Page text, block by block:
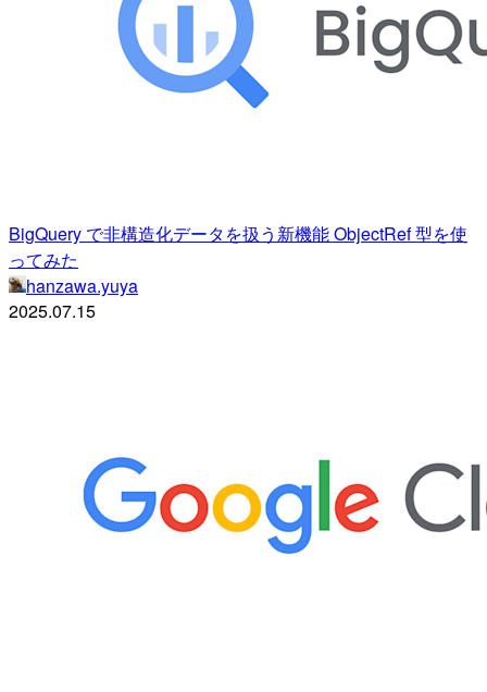
BigQuery で非構造化データを扱う新機能 ObjectRef 型を使
ってみた
hanzawa.yuya
2025.07.15